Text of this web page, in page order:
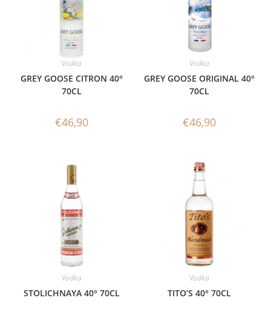
Vodka
GREY GOOSE CITRON 40°
70CL
€46,90
Vodka
GREY GOOSE ORIGINAL 40°
70CL
€46,90
Vodka
STOLICHNAYA 40° 70CL
Vodka
TITO’S 40° 70CL